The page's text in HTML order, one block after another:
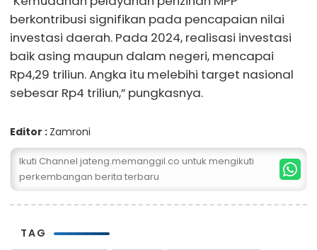
berkontribusi signifikan pada pencapaian nilai
investasi daerah. Pada 2024, realisasi investasi
baik asing maupun dalam negeri, mencapai
Rp4,29 triliun. Angka itu melebihi target nasional
sebesar Rp4 triliun,” pungkasnya.
Editor : Zamroni
Ikuti Channel jateng.memanggil.co untuk mengikuti
perkembangan berita terbaru
TAG